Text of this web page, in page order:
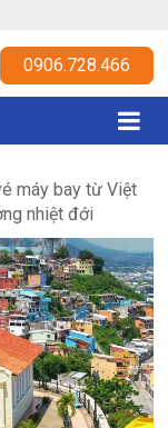
0906.728.466
máy bay từ Việt
nhiệt đới